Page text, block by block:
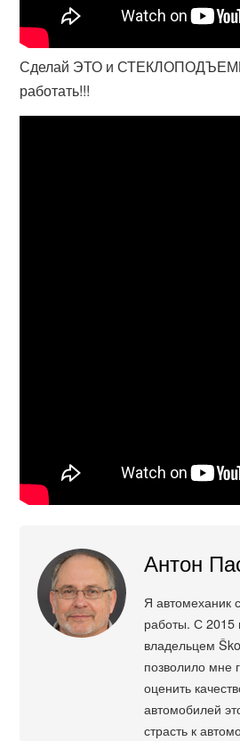
Сделай ЭТО и
работать!!!
Антон
Я автомеханик
работы. С 2015
владельцем
позволило мне
оценить
автомобилей
страсть к